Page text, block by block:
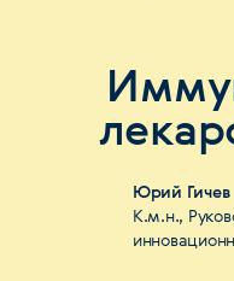
Юрий Гичев
К.м.н.,